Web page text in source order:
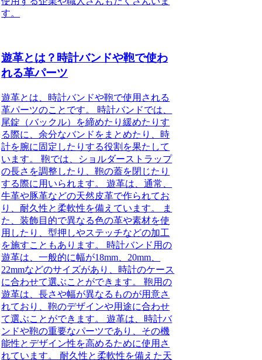
す。
遊革とは？時計バンドや鞄で使わ
れる革パーツ
遊革とは、時計バンドや鞄で使用される
革パーツのことです。 時計バンドでは、
尾錠（バックル）を締めたり緩めたりす
る際に、余分なバンドをまとめたり、時
計を腕に固定したりする役割を果たして
います。 鞄では、ショルダーストラップ
の長さを調整したり、鞄の蓋を閉じたり
する際に用いられます。 遊革は、通常、
牛革や豚革などの天然皮革で作られてお
り、耐久性と柔軟性を備えています。 ま
た、装飾目的で異なる色の革や素材を使
用したり、型押しやステッチなどの加工
を施すこともあります。 時計バンド用の
遊革は、一般的に幅が18mm、20mm、
22mmなどのサイズがあり、時計のケース
に合わせて選ぶことができます。 鞄用の
遊革は、長さや幅が異なるものが用意さ
れており、鞄のデザインや用途に合わせ
て選ぶことができます。 遊革は、時計バ
ンドや鞄の重要なパーツであり、その機
能性とデザイン性を高めるために使用さ
れています。 耐久性と柔軟性を備えた天